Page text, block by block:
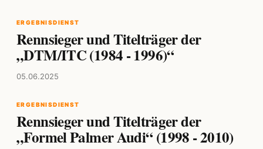
ERGEBNISDIENST
Rennsieger und Titelträger der
„DTM/ITC (1984 - 1996)“
05.06.2025
ERGEBNISDIENST
Rennsieger und Titelträger der
„Formel Palmer Audi“ (1998 - 2010)